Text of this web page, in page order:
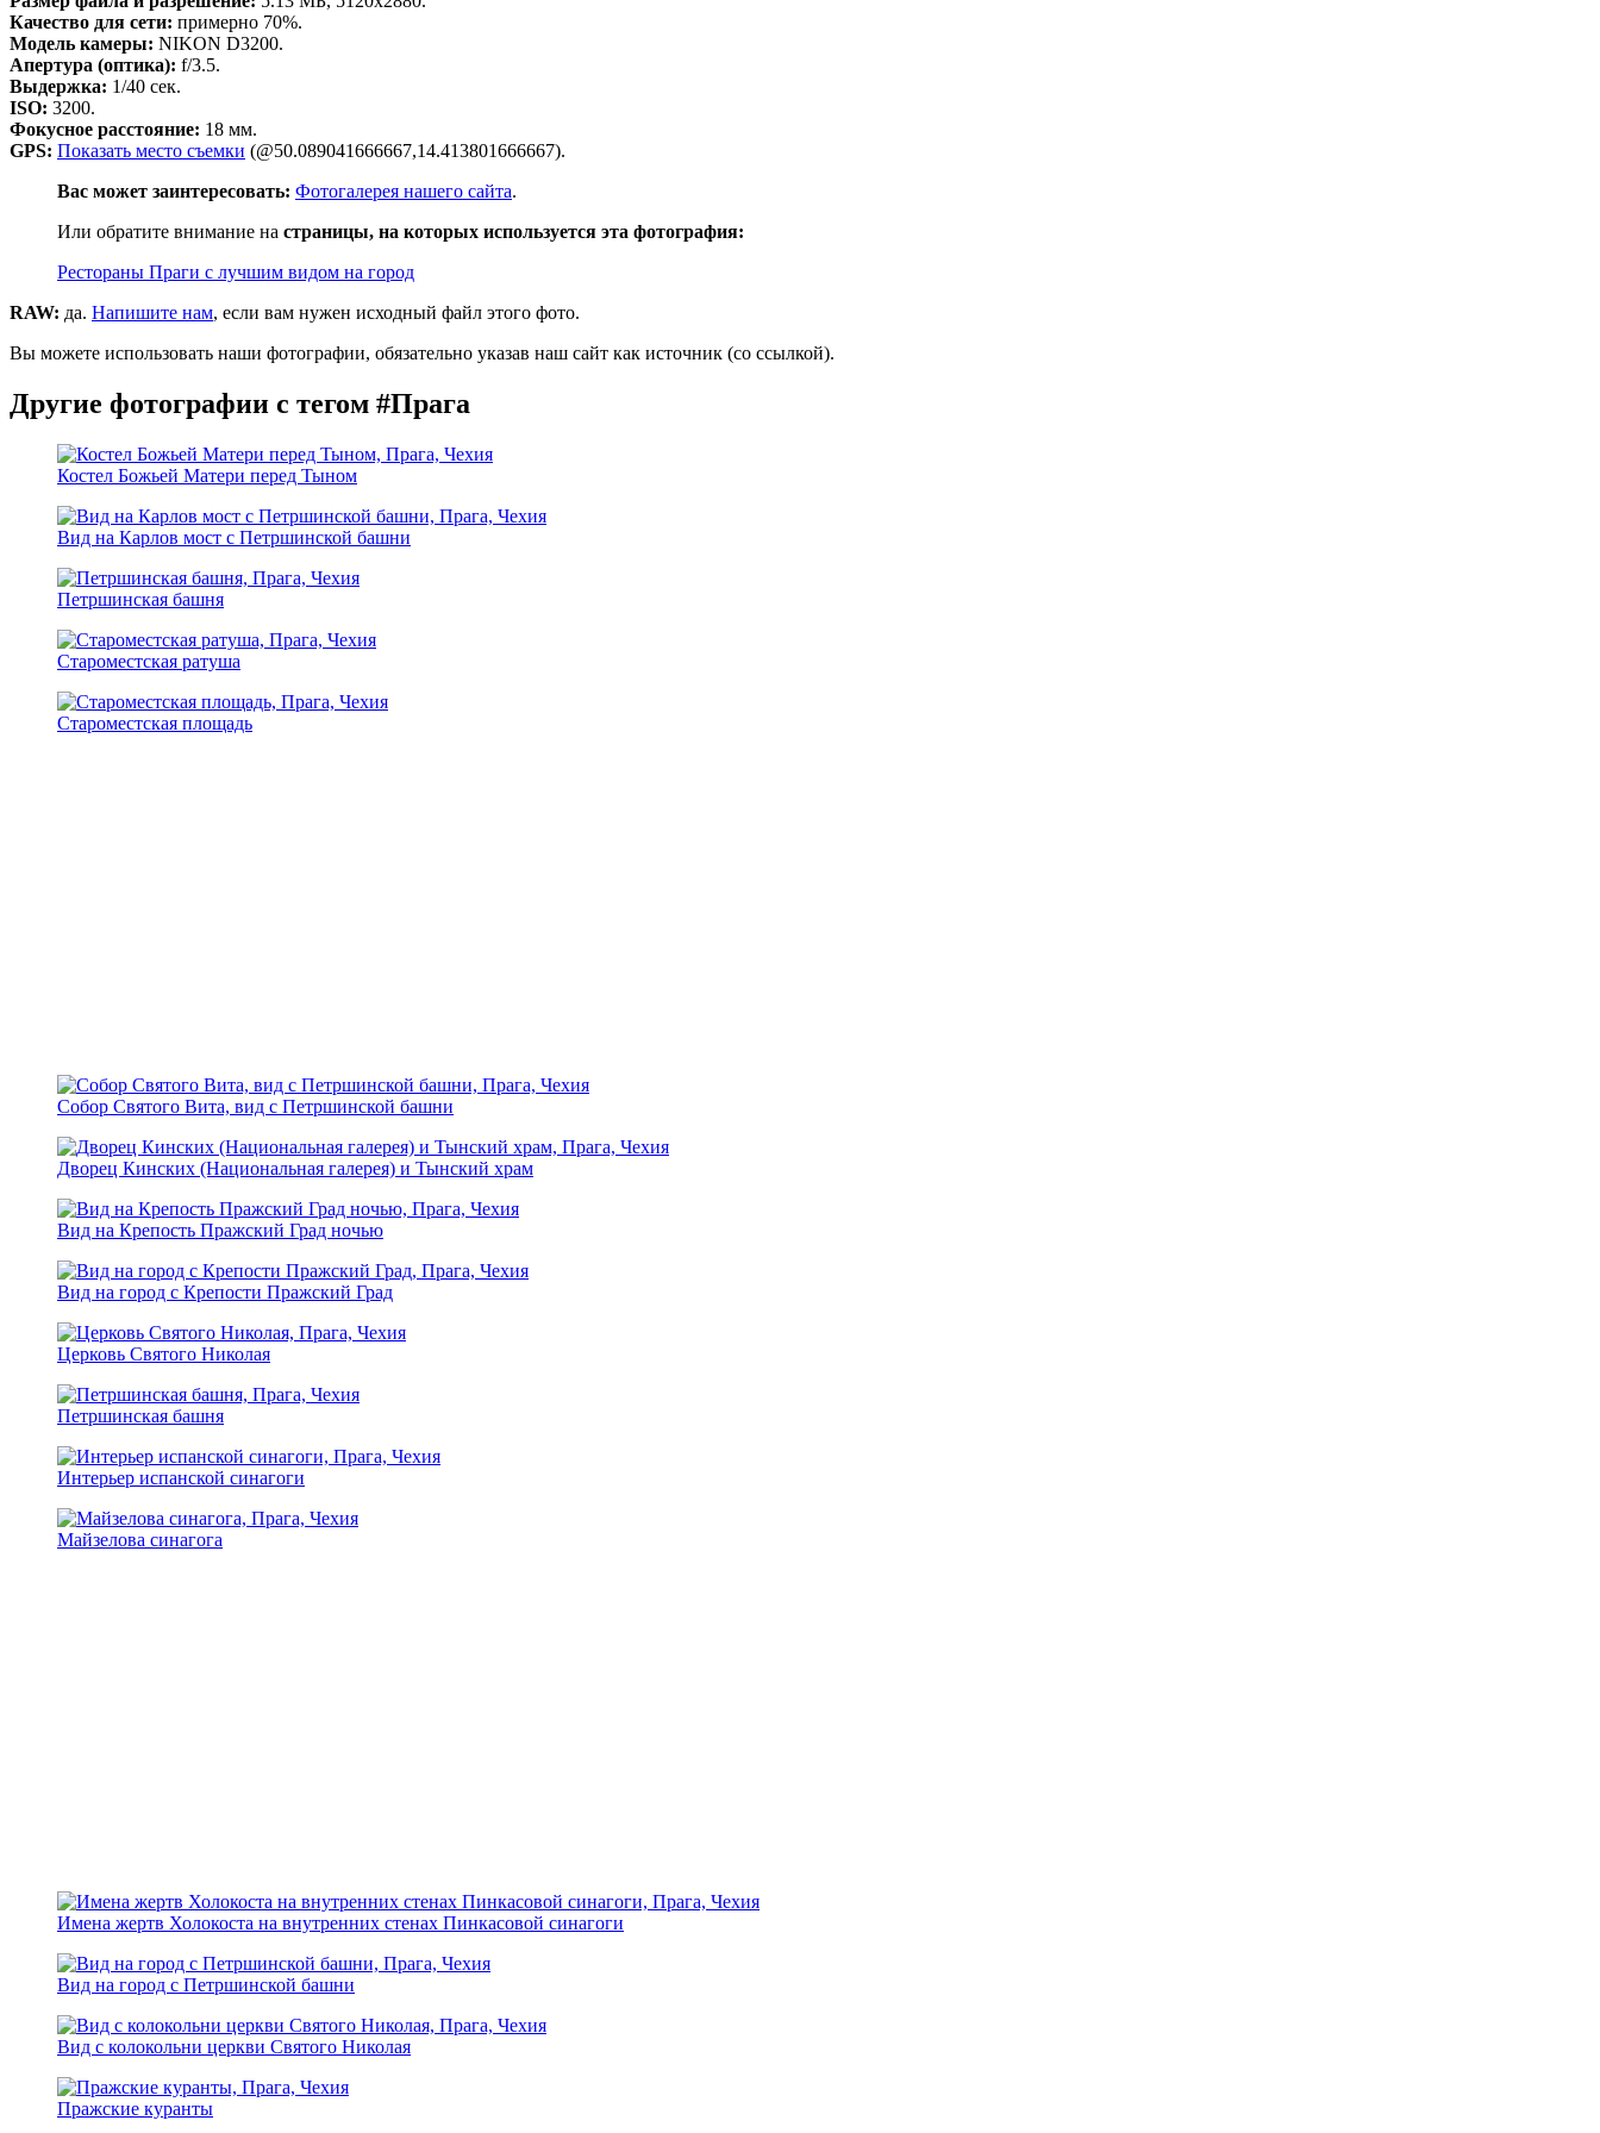
Качество для сети: примерно 70%.
Модель камеры: NIKON D3200.
Апертура (оптика): f/3.5.
Выдержка: 1/40 сек.
ISO: 3200.
Фокусное расстояние: 18 мм.
GPS: Показать место съемки (@50.089041666667,14.413801666667).
Вас может заинтересовать: Фотогалерея нашего сайта.
Или обратите внимание на страницы, на которых используется эта фотография:
Рестораны Праги с лучшим видом на город
RAW: да. Напишите нам, если вам нужен исходный файл этого фото.
Вы можете использовать наши фотографии, обязательно указав наш сайт как источник (со ссылкой).
Другие фотографии с тегом #Прага
Костел Божьей Матери перед Тыном
Вид на Карлов мост с Петршинской башни
Петршинская башня
Староместская ратуша
Староместская площадь
Собор Святого Вита, вид с Петршинской башни
Дворец Кинских (Национальная галерея) и Тынский храм
Вид на Крепость Пражский Град ночью
Вид на город с Крепости Пражский Град
Церковь Святого Николая
Петршинская башня
Интерьер испанской синагоги
Майзелова синагога
Имена жертв Холокоста на внутренних стенах Пинкасовой синагоги
Вид на город с Петршинской башни
Вид с колокольни церкви Святого Николая
Пражские куранты